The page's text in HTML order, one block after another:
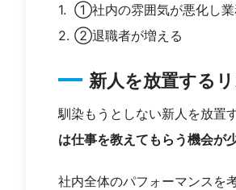
①社内の雰囲気が悪化し業
②退職者が増える
新人を放置する
馴染もうとしない新人を放置
は仕事を教えてもらう機会が
社内全体のパフォーマンスを